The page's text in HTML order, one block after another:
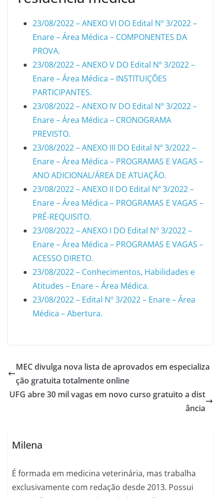
23/08/2022 – ANEXO VI DO Edital Nº 3/2022 –
Enare – Área Médica – COMPONENTES DA
PROVA.
23/08/2022 – ANEXO V DO Edital Nº 3/2022 –
Enare – Área Médica – INSTITUIÇÕES
PARTICIPANTES.
23/08/2022 – ANEXO IV DO Edital Nº 3/2022 –
Enare – Área Médica – CRONOGRAMA
PREVISTO.
23/08/2022 – ANEXO III DO Edital Nº 3/2022 –
Enare – Área Médica – PROGRAMAS E VAGAS –
ANO ADICIONAL/ÁREA DE ATUAÇÃO.
23/08/2022 – ANEXO II DO Edital Nº 3/2022 –
Enare – Área Médica – PROGRAMAS E VAGAS –
PRÉ-REQUISITO.
23/08/2022 – ANEXO I DO Edital Nº 3/2022 –
Enare – Área Médica – PROGRAMAS E VAGAS –
ACESSO DIRETO.
23/08/2022 – Conhecimentos, Habilidades e
Atitudes – Enare – Área Médica.
23/08/2022 – Edital Nº 3/2022 – Enare – Área
Médica – Abertura.
MEC divulga nova lista de aprovados em especializa
ção gratuita totalmente online
UFG abre 30 mil vagas em novo curso gratuito a dist
ância
Milena
É formada em medicina veterinária, mas trabalha
exclusivamente com redação desde 2013. Possui